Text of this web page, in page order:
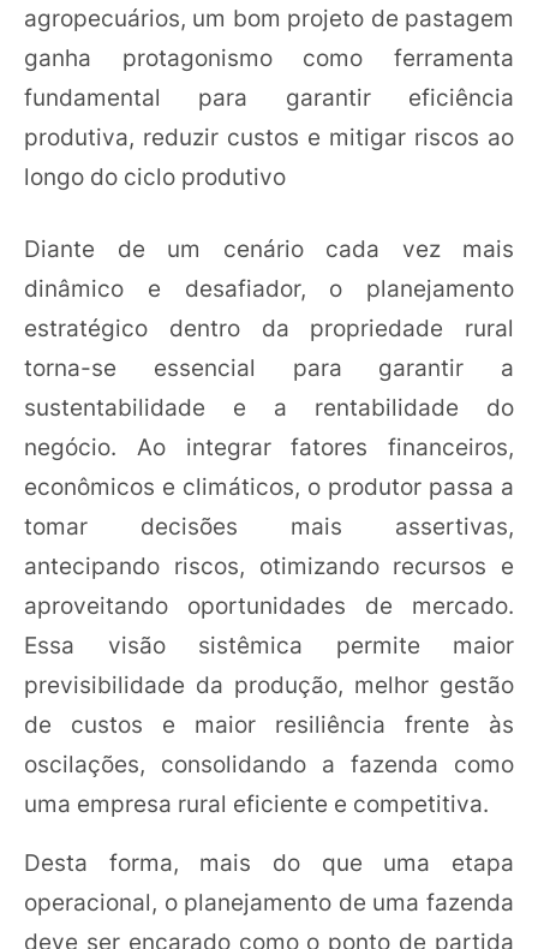
agropecuários, um bom projeto de pastagem
ganha protagonismo como ferramenta
fundamental para garantir eficiência
produtiva, reduzir custos e mitigar riscos ao
longo do ciclo produtivo
Diante de um cenário cada vez mais
dinâmico e desafiador, o planejamento
estratégico dentro da propriedade rural
torna-se essencial para garantir a
sustentabilidade e a rentabilidade do
negócio. Ao integrar fatores financeiros,
econômicos e climáticos, o produtor passa a
tomar decisões mais assertivas,
antecipando riscos, otimizando recursos e
aproveitando oportunidades de mercado.
Essa visão sistêmica permite maior
previsibilidade da produção, melhor gestão
de custos e maior resiliência frente às
oscilações, consolidando a fazenda como
uma empresa rural eficiente e competitiva.
Desta forma, mais do que uma etapa
operacional, o planejamento de uma fazenda
deve ser encarado como o ponto de partida